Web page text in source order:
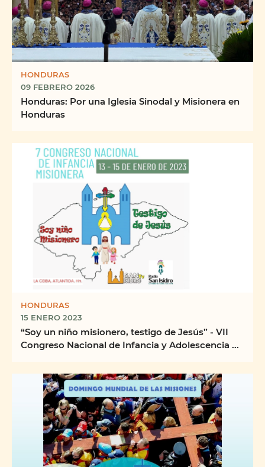
HONDURAS
09 FEBRERO 2026
Honduras: Por una Iglesia Sinodal y Misionera en
Honduras
HONDURAS
15 ENERO 2023
“Soy un niño misionero, testigo de Jesús” - VII
Congreso Nacional de Infancia y Adolescencia ...